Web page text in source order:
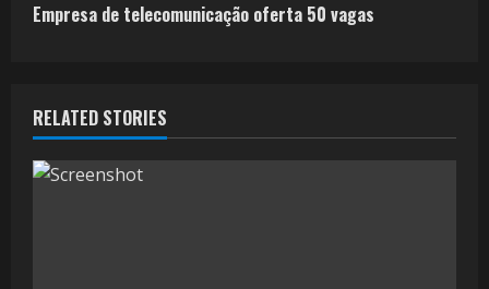
Empresa de telecomunicação oferta 50 vagas
RELATED STORIES